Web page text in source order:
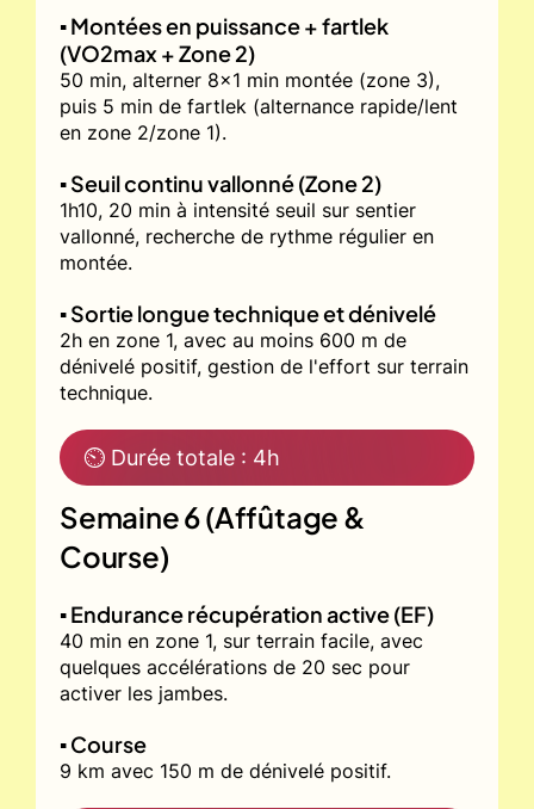
▪️ Montées en puissance + fartlek
(VO2max + Zone 2)
50 min, alterner 8x1 min montée (zone 3),
puis 5 min de fartlek (alternance rapide/lent
en zone 2/zone 1).
▪️ Seuil continu vallonné (Zone 2)
1h10, 20 min à intensité seuil sur sentier
vallonné, recherche de rythme régulier en
montée.
▪️ Sortie longue technique et dénivelé
2h en zone 1, avec au moins 600 m de
dénivelé positif, gestion de l'effort sur terrain
technique.
⏲ Durée totale : 4h
Semaine 6 (Affûtage &
Course)
▪️ Endurance récupération active (EF)
40 min en zone 1, sur terrain facile, avec
quelques accélérations de 20 sec pour
activer les jambes.
▪️ Course
9 km avec 150 m de dénivelé positif.